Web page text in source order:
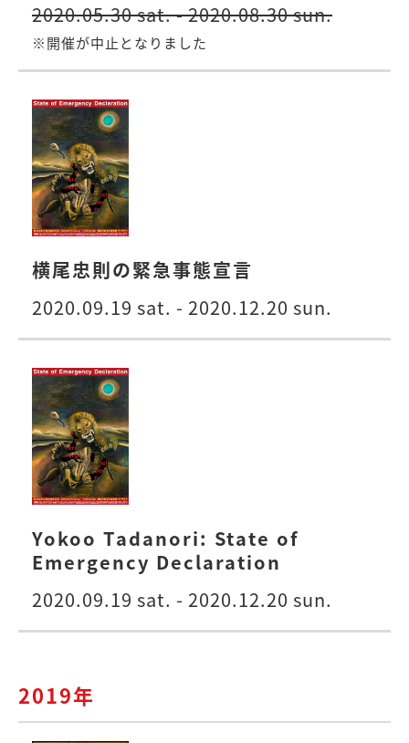
2020.05.30 sat. - 2020.08.30 sun.
※開催が中止となりました
横尾忠則の緊急事態宣言
2020.09.19 sat. - 2020.12.20 sun.
Yokoo Tadanori: State of
Emergency Declaration
2020.09.19 sat. - 2020.12.20 sun.
2019年